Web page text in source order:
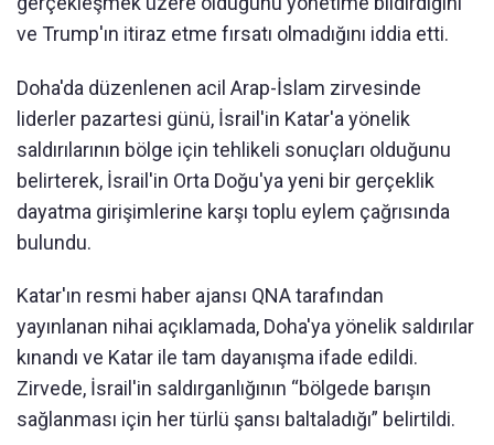
ve Trump'ın itiraz etme fırsatı olmadığını iddia etti.
Doha'da düzenlenen acil Arap-İslam zirvesinde
liderler pazartesi günü, İsrail'in Katar'a yönelik
saldırılarının bölge için tehlikeli sonuçları olduğunu
belirterek, İsrail'in Orta Doğu'ya yeni bir gerçeklik
dayatma girişimlerine karşı toplu eylem çağrısında
bulundu.
Katar'ın resmi haber ajansı QNA tarafından
yayınlanan nihai açıklamada, Doha'ya yönelik saldırılar
kınandı ve Katar ile tam dayanışma ifade edildi.
Zirvede, İsrail'in saldırganlığının “bölgede barışın
sağlanması için her türlü şansı baltaladığı” belirtildi.